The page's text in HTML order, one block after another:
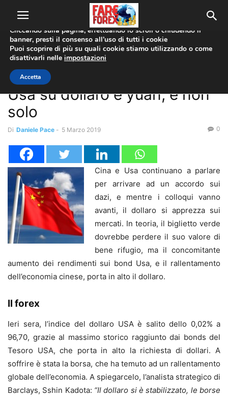
Home Forex News
Forex News
L’effetto dei colloqui Cina-
Usa su dollaro e yuan, e non
solo
Di Daniele Pace - 5 Marzo 2019 0
Cina e Usa continuano a parlare
per arrivare ad un accordo sui
dazi, e mentre i colloqui vanno
avanti, il dollaro si apprezza sui
mercati. In teoria, il biglietto verde
dovrebbe perdere il suo valore di
bene rifugio, ma il concomitante
aumento dei rendimenti sui bond Usa, e il rallentamento
dell’economia cinese, porta in alto il dollaro.
Il forex
Ieri sera, l’indice del dollaro USA è salito dello 0,02% a
96,70, grazie al massimo storico raggiunto dai bonds del
Tesoro USA, che porta in alto la richiesta di dollari. A
soffrire è stata la borsa, che ha temuto ad un rallentamento
globale dell’economia. A spiegarcelo, l’analista strategico di
Barclays, Sshin Kadota: “Il dollaro si è stabilizzato, le borse
Utilizziamo i cookie per offrirti la migliore esperienza sul nostro
sito web.
Cliccando sulla pagina, effettuando lo scroll o chiudendo il
banner, presti il consenso all’uso di tutti i cookie
Puoi scoprire di più su quali cookie stiamo utilizzando o come
disattivarli nelle impostazioni
Accetta